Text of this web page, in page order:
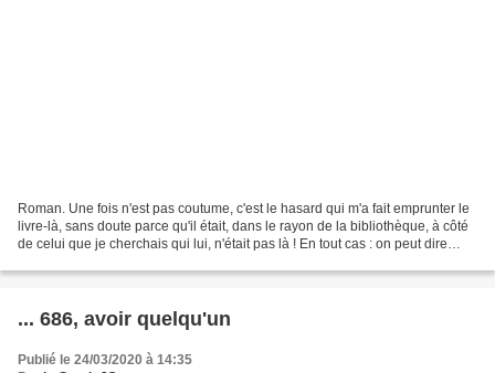
Roman. Une fois n'est pas coutume, c'est le hasard qui m'a fait emprunter le
livre-là, sans doute parce qu'il était, dans le rayon de la bibliothèque, à côté
de celui que je cherchais qui lui, n'était pas là ! En tout cas : on peut dire
... 686, avoir quelqu'un
Publié le 24/03/2020 à 14:35